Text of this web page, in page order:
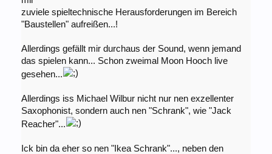
zuviele spieltechnische Herausforderungen im Bereich
"Baustellen" aufreißen...!
Allerdings gefällt mir durchaus der Sound, wenn jemand
das spielen kann... Schon zweimal Moon Hooch live
gesehen...
Allerdings iss Michael Wilbur nicht nur nen exzellenter
Saxophonist, sondern auch nen "Schrank", wie "Jack
Reacher"...
Ick bin da eher so nen "Ikea Schrank"..., neben den